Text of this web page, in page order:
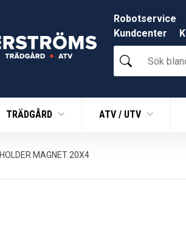
Robotservice
Kundcenter
Sök
bland
produkter
TRÄDGÅRD ATV / UTV
HOLDER MAGNET 20X4